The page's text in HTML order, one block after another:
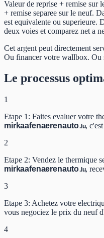
Valeur de reprise + remise sur
+ remise separee sur le neuf.
est equivalente ou superieure.
deux voies et comparez net a
Cet argent peut directement
Ou financer votre wallbox. Ou
Le processus
1
Etape 1: Faites evaluer votre
mirkaafenaerenauto.lu,
2
Etape 2: Vendez le thermique
mirkaafenaerenauto.lu,
3
Etape 3: Achetez votre
vous negociez le prix du neuf
4